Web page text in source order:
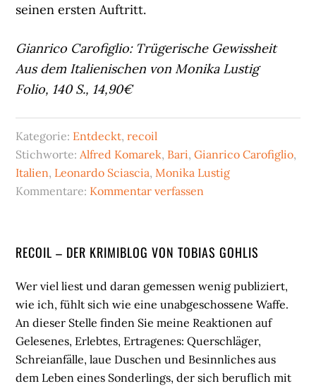
seinen ersten Auftritt.
Gianrico Carofiglio: Trügerische Gewissheit
Aus dem Italienischen von Monika Lustig
Folio, 140 S., 14,90€
Kategorie: Entdeckt,recoil
Stichworte: Alfred Komarek, Bari,Gianrico Carofiglio,
Italien, Leonardo Sciascia, Monika Lustig
Kommentare: Kommentar verfassen
Seitenspalte
RECOIL – DER KRIMIBLOG VON TOBIAS GOHLIS
Wer viel liest und daran gemessen wenig publiziert,
wie ich, fühlt sich wie eine unabgeschossene Waffe.
An dieser Stelle finden Sie meine Reaktionen auf
Gelesenes, Erlebtes, Ertragenes: Querschläger,
Schreianfälle, laue Duschen und Besinnliches aus
dem Leben eines Sonderlings, der sich beruflich mit